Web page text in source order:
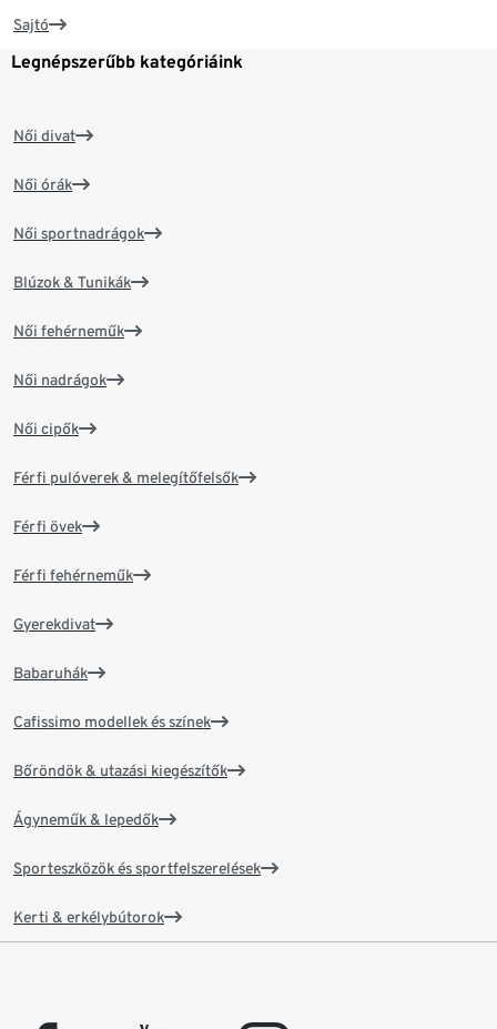
Sajtó
Legnépszerűbb kategóriáink
Női divat
Női órák
Női sportnadrágok
Blúzok & Tunikák
Női fehérneműk
Női nadrágok
Női cipők
Férfi pulóverek & melegítőfelsők
Férfi övek
Férfi fehérneműk
Gyerekdivat
Babaruhák
Cafissimo modellek és színek
Bőröndök & utazási kiegészítők
Ágyneműk & lepedők
Sporteszközök és sportfelszerelések
Kerti & erkélybútorok